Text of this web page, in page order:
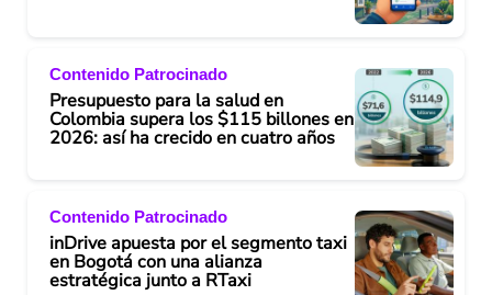
Contenido Patrocinado
Presupuesto para la salud en
Colombia supera los $115 billones en
2026: así ha crecido en cuatro años
Contenido Patrocinado
inDrive apuesta por el segmento taxi
en Bogotá con una alianza
estratégica junto a RTaxi